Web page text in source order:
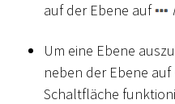
auf der Ebene auf
Um eine Ebene
neben der Ebene auf
Schaltfläche